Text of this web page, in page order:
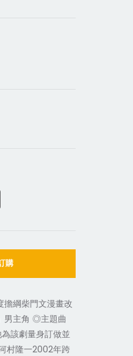
購
綱柴門文漫畫改
男主角 ◎主題曲
該劇量身訂做並
村隆一2002年跨